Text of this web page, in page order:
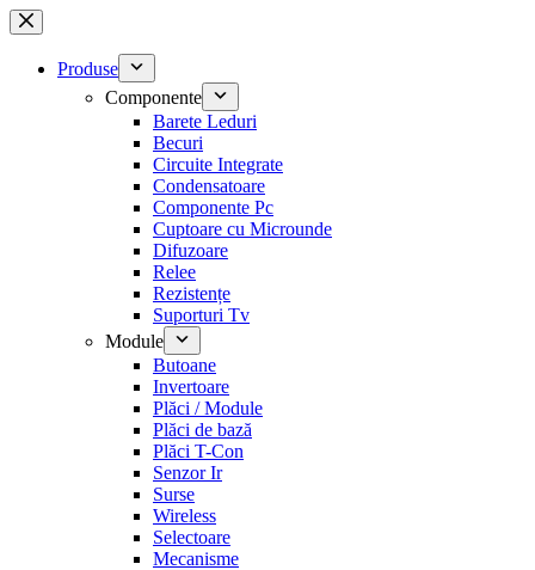
Sari
la
conținutProduse
Componente
Barete Leduri
Becuri
Circuite Integrate
Condensatoare
Componente Pc
Cuptoare cu Microunde
Difuzoare
Relee
Rezistențe
Suporturi Tv
Module
Butoane
Invertoare
Plăci / Module
Plăci de bază
Plăci T-Con
Senzor Ir
Surse
Wireless
Selectoare
Mecanisme